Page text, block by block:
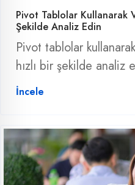
Pivot Tablolar Kullanarak
Şekilde Analiz Edin
Pivot tablolar
hızlı bir şekilde analiz
İncele